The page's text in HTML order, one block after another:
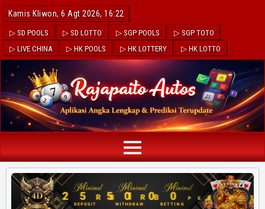
Kamis Kliwon, 6 Agt 2026, 16:22
▷ SD POOLS ▷ SD LOTTO ▷ SGP POOLS
▷ SGP TOTO
▷ LIVE CHINA
▷ HK POOLS ▷ HK LOTTERY ▷ HK LOTTO